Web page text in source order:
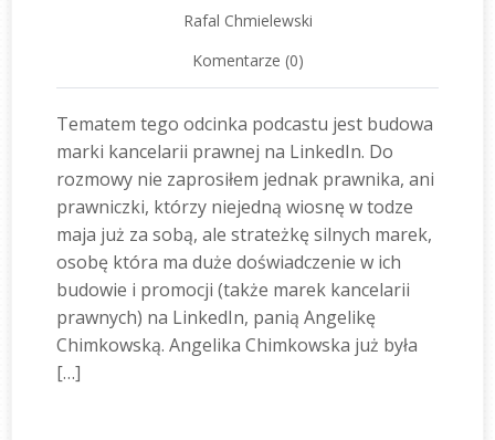
Rafal Chmielewski
Komentarze (0)
Tematem tego odcinka podcastu jest budowa
marki kancelarii prawnej na LinkedIn. Do
rozmowy nie zaprosiłem jednak prawnika, ani
prawniczki, którzy niejedną wiosnę w todze
maja już za sobą, ale strateżkę silnych marek,
osobę która ma duże doświadczenie w ich
budowie i promocji (także marek kancelarii
prawnych) na LinkedIn, panią Angelikę
Chimkowską. Angelika Chimkowska już była
[…]